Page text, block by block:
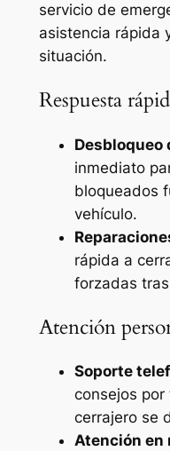
servicio de
asistencia rápida
situación.
Respuesta
Desbloqueo
inmediato
bloqueados
vehículo.
rápida a
forzadas
Atención
Soporte
consejos
cerrajero se
Atención en